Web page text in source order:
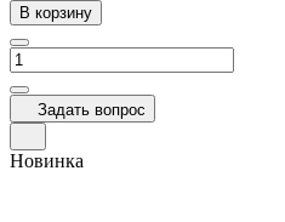
В корзину
Задать вопрос
Новинка